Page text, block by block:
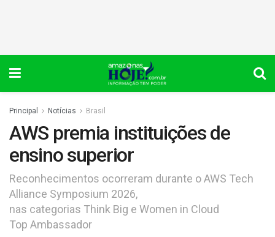
Principal Notícias Brasil
AWS premia instituições de
ensino superior
Reconhecimentos ocorreram durante o AWS Tech
Alliance Symposium 2026,
nas categorias Think Big e Women in Cloud
Top Ambassador